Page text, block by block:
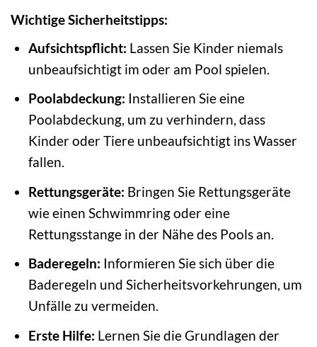
Wichtige Sicherheitstipps:
Aufsichtspflicht: Lassen Sie Kinder niemals
unbeaufsichtigt im oder am Pool spielen.
Poolabdeckung: Installieren Sie eine
Poolabdeckung, um zu verhindern, dass
Kinder oder Tiere unbeaufsichtigt ins Wasser
fallen.
Rettungsgeräte: Bringen Sie Rettungsgeräte
wie einen Schwimmring oder eine
Rettungsstange in der Nähe des Pools an.
Baderegeln: Informieren Sie sich über die
Baderegeln und Sicherheitsvorkehrungen, um
Unfälle zu vermeiden.
Erste Hilfe: Lernen Sie die Grundlagen der